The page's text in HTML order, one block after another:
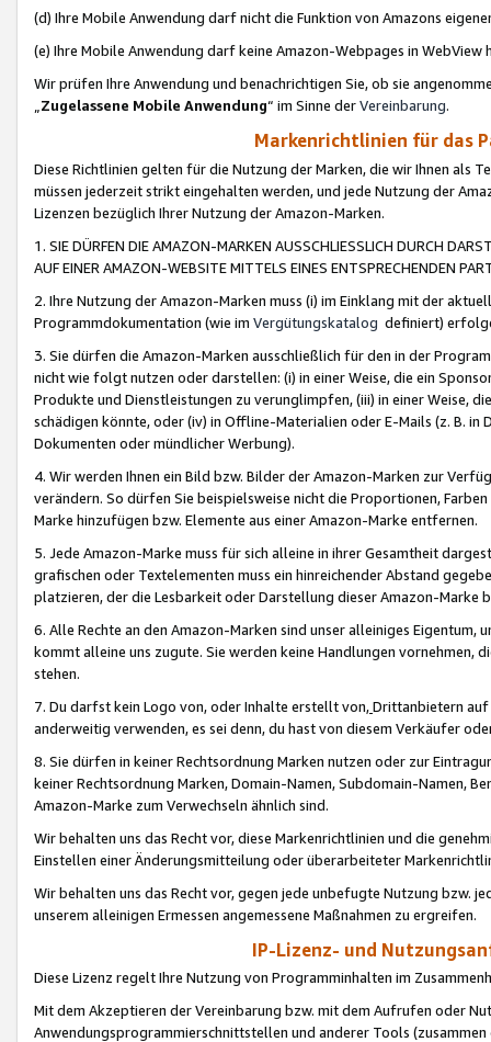
(d) Ihre Mobile Anwendung darf nicht die Funktion von Amazons
(e) Ihre Mobile Anwendung darf keine Amazon-Webpages in WebView
Wir prüfen Ihre Anwendung und benachrichtigen Sie, ob sie
„Zugelassene Mobile Anwendung“ im Sinne derVereinbarung.
Markenrichtlinien für das
Diese Richtlinien gelten für die Nutzung der Marken, die wir Ihnen als
müssen jederzeit strikt eingehalten werden, und jede Nutzung der
Lizenzen bezüglich Ihrer Nutzung der Amazon-Marken.
1. SIE DÜRFEN DIE AMAZON-MARKEN AUSSCHLIESSLICH DURCH
AUF EINER AMAZON-WEBSITE MITTELS EINES ENTSPRECHENDEN
2. Ihre Nutzung der Amazon-Marken muss (i) im Einklang mit der
Programmdokumentation (wie im Vergütungskatalog definiert)
3. Sie dürfen die Amazon-Marken ausschließlich für den in der
nicht wie folgt nutzen oder darstellen: (i) in einer Weise, die ein
Produkte und Dienstleistungen zu verunglimpfen, (iii) in einer Weise,
schädigen könnte, oder (iv) in Offline-Materialien oder E-Mails (z. B. in
Dokumenten oder mündlicher Werbung).
4. Wir werden Ihnen ein Bild bzw. Bilder der Amazon-Marken zur
verändern. So dürfen Sie beispielsweise nicht die Proportionen,
Marke hinzufügen bzw. Elemente aus einer Amazon-Marke entfernen.
5. Jede Amazon-Marke muss für sich alleine in ihrer Gesamtheit
grafischen oder Textelementen muss ein hinreichender Abstand
platzieren, der die Lesbarkeit oder Darstellung dieser Amazon-Marke
6. Alle Rechte an den Amazon-Marken sind unser alleiniges
kommt alleine uns zugute. Sie werden keine Handlungen vornehmen,
stehen.
7. Du darfst kein Logo von, oder Inhalte erstellt von,Drittanbietern auf
anderweitig verwenden, es sei denn, du hast von diesem Verkäufer
8. Sie dürfen in keiner Rechtsordnung Marken nutzen oder zur
keiner Rechtsordnung Marken, Domain-Namen, Subdomain-Namen,
Amazon-Marke zum Verwechseln ähnlich sind.
Wir behalten uns das Recht vor, diese Markenrichtlinien und die
Einstellen einer Änderungsmitteilung oder überarbeiteter
Wir behalten uns das Recht vor, gegen jede unbefugte Nutzung bzw.
unserem alleinigen Ermessen angemessene Maßnahmen zu ergreifen.
IP-Lizenz- und
Diese Lizenz regelt Ihre Nutzung von Programminhalten im
Mit dem Akzeptieren der Vereinbarung bzw. mit dem Aufrufen oder
Anwendungsprogrammierschnittstellen und anderer Tools (zusammen